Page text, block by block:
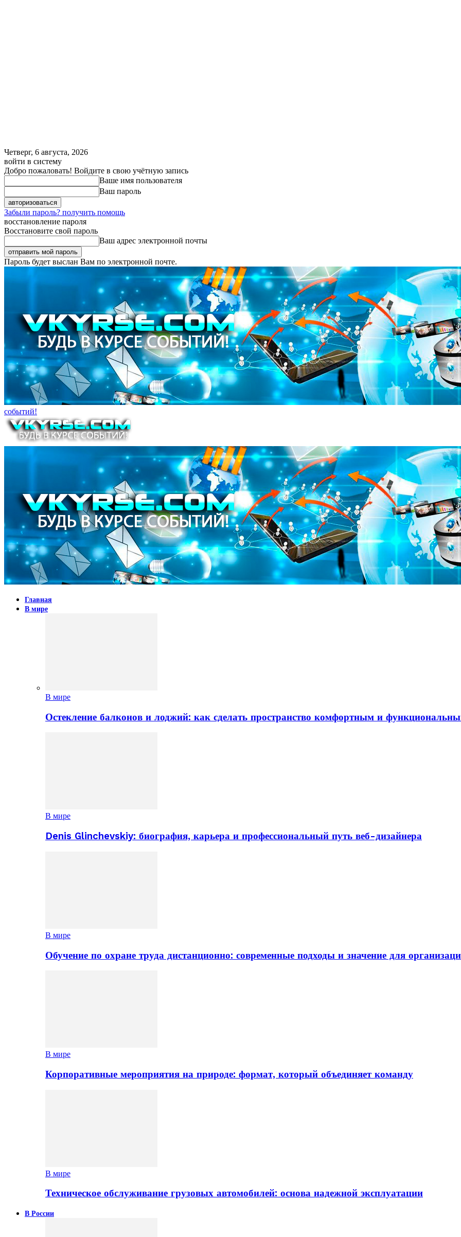
Четверг, 6 августа, 2026
войти в систему
Добро пожаловать! Войдите в свою учётную запись
Ваше имя пользователя
Ваш пароль
Забыли пароль? получить помощь
восстановление пароля
Восстановите свой пароль
Ваш адрес электронной почты
Пароль будет выслан Вам по электронной почте.
событий!
Главная
В мире
В мире
Остекление балконов и лоджий: как сделать пространство комфортным и
В мире
Denis Glinchevskiy: биография, карьера и профессиональный путь веб-дизайнера
В мире
Обучение по охране труда дистанционно: современные подходы и значение для
В мире
Корпоративные мероприятия на природе: формат, который объединяет команду
В мире
Техническое обслуживание грузовых автомобилей: основа надежной эксплуатации
В России